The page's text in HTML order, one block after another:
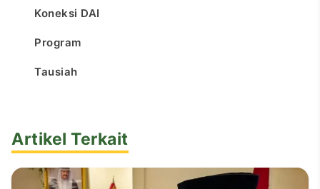
Koneksi DAI
Program
Tausiah
Artikel Terkait